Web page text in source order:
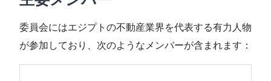
委員会にはエジプトの不動産業界を代表する有力人物
が参加しており、次のようなメンバーが含まれます：